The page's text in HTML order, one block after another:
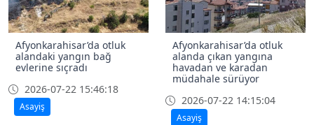
Afyonkarahisar’da otluk
alandaki yangın bağ
evlerine sıçradı
2026-07-22 15:46:18
Asayiş
Afyonkarahisar’da otluk
alanda çıkan yangına
havadan ve karadan
müdahale sürüyor
2026-07-22 14:15:04
Asayiş